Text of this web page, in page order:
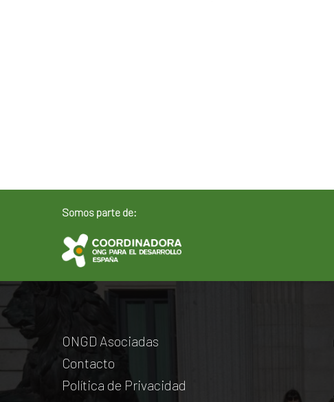
Somos parte de:
ONGD Asociadas
Contacto
Política de Privacidad